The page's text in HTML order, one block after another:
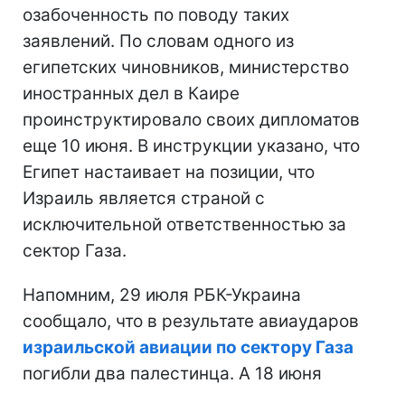
озабоченность по поводу таких
заявлений. По словам одного из
египетских чиновников, министерство
иностранных дел в Каире
проинструктировало своих дипломатов
еще 10 июня. В инструкции указано, что
Египет настаивает на позиции, что
Израиль является страной с
исключительной ответственностью за
сектор Газа.
Напомним, 29 июля РБК-Украина
сообщало, что в результате авиаударов
израильской авиации по сектору Газа
погибли два палестинца. А 18 июня